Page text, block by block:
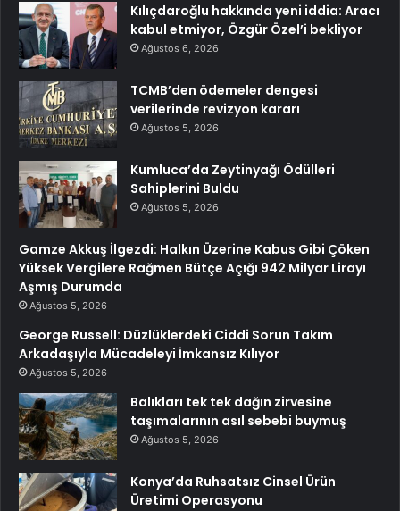
Kılıçdaroğlu hakkında yeni iddia: Aracı
kabul etmiyor, Özgür Özel’i bekliyor
Ağustos 6, 2026
TCMB’den ödemeler dengesi
verilerinde revizyon kararı
Ağustos 5, 2026
Kumluca’da Zeytinyağı Ödülleri
Sahiplerini Buldu
Ağustos 5, 2026
Gamze Akkuş İlgezdi: Halkın Üzerine Kabus Gibi Çöken
Yüksek Vergilere Rağmen Bütçe Açığı 942 Milyar Lirayı
Aşmış Durumda
Ağustos 5, 2026
George Russell: Düzlüklerdeki Ciddi Sorun Takım
Arkadaşıyla Mücadeleyi İmkansız Kılıyor
Ağustos 5, 2026
Balıkları tek tek dağın zirvesine
taşımalarının asıl sebebi buymuş
Ağustos 5, 2026
Konya’da Ruhsatsız Cinsel Ürün
Üretimi Operasyonu